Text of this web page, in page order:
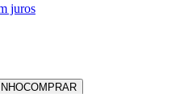
juros
COMPRAR